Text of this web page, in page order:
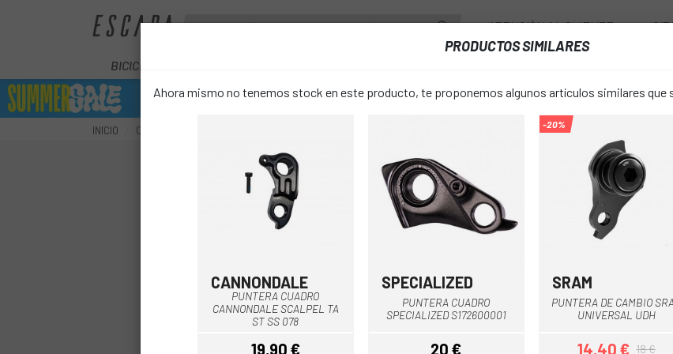
ATENCIÓN AL CLIENTE
BICICLETAS
INICIO COMPONENTES RODAMIENTO ENDURO ABEC 3 MR 27537 LLB -
favorite_border
MR
TALLA: única
PRODUCTOS SIMILARES
Ahora mismo no tenemos stock en este producto, te proponemos algunos artículos similares que
Multi
CANNONDALE
PUNTERA CUADRO
CANNONDALE SCALPEL TA
ST SS 078
19,90 €
Multi
SPECIALIZED
PUNTERA CUADRO
SPECIALIZED S172600001
20 €
-20%
SRAM
PUNTERA DE CAMBIO
UNIVERSAL UDH
14,40 € 18 €